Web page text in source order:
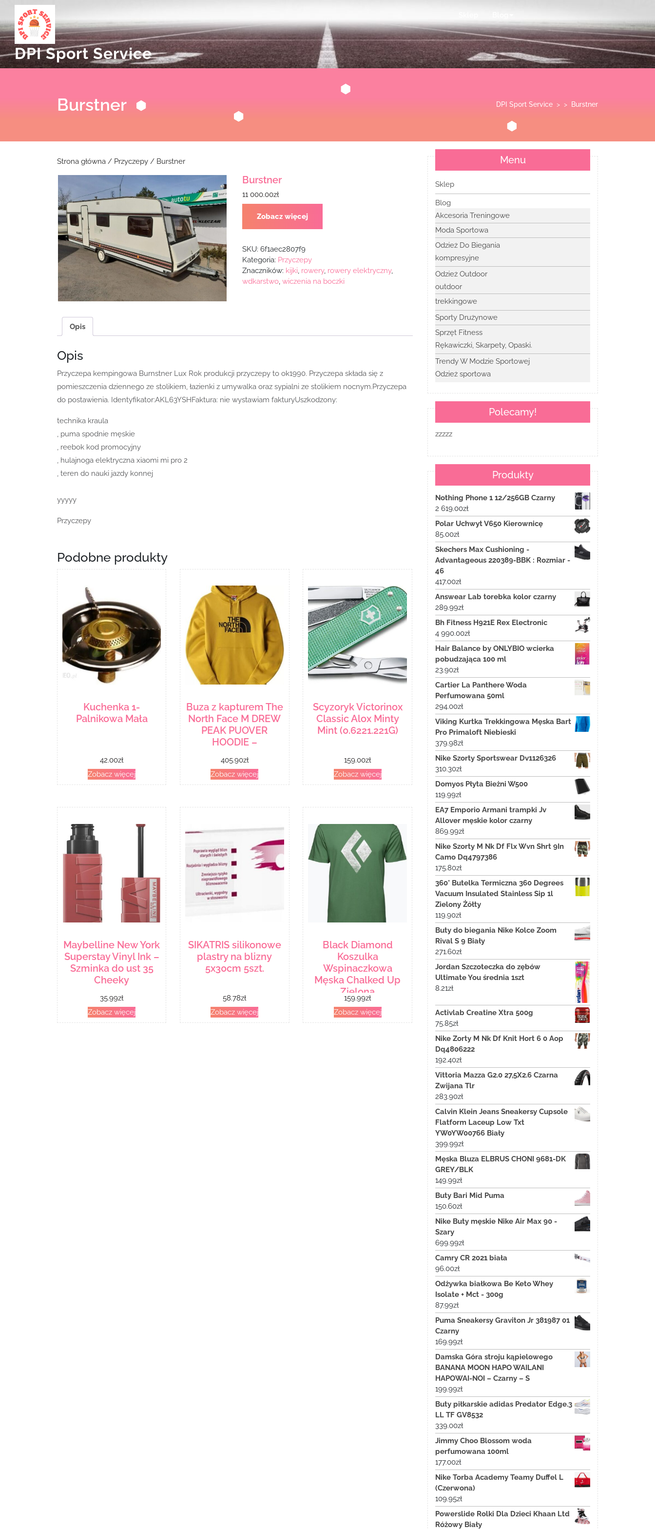
content
DPI Sport Service
Burstner DPI Sport Service > > Burstner
Strona główna / Przyczepy / Burstner
Burstner
11 000.00zł
Zobacz więcej
SKU: 6f1aec2807f9
Kategoria: Przyczepy
Znaczników: kijki rowery, rowery elektryczny,
wdkarstwo, wiczenia na boczki
Opis
Opis
Przyczepa kempingowa Burnstner Lux Rok produkcji przyczepy to ok1990. Przyczepa składa się z
pomieszczenia dziennego ze stolikiem, łazienki z umywalka oraz sypialni ze stolikiem nocnym.Przyczepa
do postawienia. Identyfikator:AKL63YSHFaktura: nie wystawiam fakturyUszkodzony:
technika kraula
, puma spodnie męskie
, reebok kod promocyjny
, hulajnoga elektryczna xiaomi mi pro 2
, teren do nauki jazdy konnej
yyyyy
Przyczepy
Podobne produkty
Kuchenka 1-
Palnikowa Mała
42.00zł
Zobacz więcej
Buza z kapturem The
North Face M DREW
PEAK PUOVER
HOODIE –
405.90zł
Zobacz więcej
Scyzoryk Victorinox
Classic Alox Minty
Mint (0.6221.221G)
159.00zł
Zobacz więcej
Maybelline New York
Superstay Vinyl Ink –
Szminka do ust 35
Cheeky
35.99zł
Zobacz więcej
SIKATRIS silikonowe
plastry na blizny
5x30cm 5szt.
58.78zł
Zobacz więcej
Black Diamond
Koszulka
Wspinaczkowa
Męska Chalked Up
Zielona
Apuo953050Lrg1
793661530084
159.99zł
Zobacz więcej
Menu
Sklep
Blog
Akcesoria Treningowe
Moda Sportowa
Odzież Do Biegania
kompresyjne
Odzież Outdoor
outdoor
trekkingowe
Sporty Drużynowe
Sprzęt Fitness
Rękawiczki, Skarpety, Opaski.
Trendy W Modzie Sportowej
Odzież sportowa
Polecamy!
zzzzz
Produkty
Nothing Phone 1 12/256GB Czarny
2 619.00zł
Polar Uchwyt V650 Kierownicę
85.00zł
Skechers Max Cushioning -
Advantageous 220389-BBK : Rozmiar -
46
417.00zł
Answear Lab torebka kolor czarny
289.99zł
Bh Fitness H921E Rex Electronic
4 990.00zł
Hair Balance by ONLYBIO wcierka
pobudzająca 100 ml
23.90zł
Cartier La Panthere Woda
Perfumowana 50ml
294.00zł
Viking Kurtka Trekkingowa Męska Bart
Pro Primaloft Niebieski
379.98zł
Nike Szorty Sportswear Dv1126326
310.30zł
Domyos Płyta Bieżni W500
119.99zł
EA7 Emporio Armani trampki Jv
Allover męskie kolor czarny
869.99zł
Nike Szorty M Nk Df Flx Wvn Shrt 9In
Camo Dq4797386
175.80zł
360° Butelka Termiczna 360 Degrees
Vacuum Insulated Stainless Sip 1l
Zielony Żółty
119.90zł
Buty do biegania Nike Kolce Zoom
Rival S 9 Biały
271.60zł
Jordan Szczoteczka do zębów
Ultimate You średnia 1szt
8.21zł
Activlab Creatine Xtra 500g
75.85zł
Nike Zorty M Nk Df Knit Hort 6 0 Aop
Dq4806222
192.40zł
Vittoria Mazza G2.0 27,5X2.6 Czarna
Zwijana Tlr
283.90zł
Calvin Klein Jeans Sneakersy Cupsole
Flatform Laceup Low Txt
YW0YW00766 Biały
399.99zł
Męska Bluza ELBRUS CHONI 9681-DK
GREY/BLK
149.99zł
Buty Bari Mid Puma
150.60zł
Nike Buty męskie Nike Air Max 90 -
Szary
699.99zł
Camry CR 2021 biała
96.00zł
Odżywka białkowa Be Keto Whey
Isolate + Mct - 300g
87.99zł
Puma Sneakersy Graviton Jr 381987 01
Czarny
169.99zł
Damska Góra stroju kąpielowego
BANANA MOON HAPO WAILANI
HAPOWAI-NOI – Czarny – S
199.99zł
Buty piłkarskie adidas Predator Edge.3
LL TF GV8532
339.00zł
Jimmy Choo Blossom woda
perfumowana 100ml
177.00zł
Nike Torba Academy Teamy Duffel L
(Czerwona)
109.95zł
Powerslide Rolki Dla Dzieci Khaan Ltd
Różowy Biały